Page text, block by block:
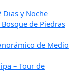
Dias y Noche
de Piedras
de Medio
– Tour de